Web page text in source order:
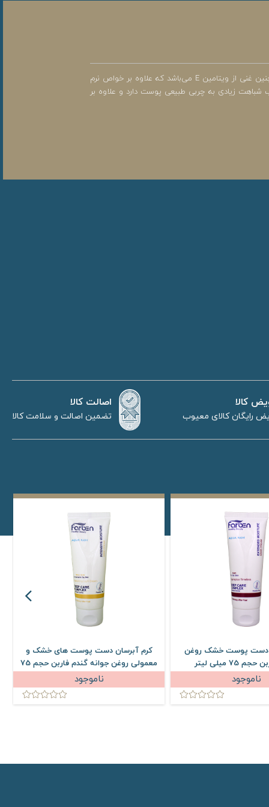
در ترکیبات این محصول از روغن گل آفتابگردان، روغن جوجوبا و هیالورونیک اسید نیز استفاده شده است. روغن گل آفتابگردان حاوی امگا 6 و امگا 3 است و همچنین غنی از ویتامین E می‌باشد که علاوه بر خواص نرم
زیادی به چربی طبیعی پوست دارد و علاوه بر
کالا
رایگان کالای معیوب
اصالت کالا
تضمین اصالت و سلامت کالا
دست پوست خشک روغن
75 میلی لیتر
ناموجود
کرم آبرسان دست پوست های خشک و
معمولی روغن جوانه گندم فاربن حجم 75
میلی لیتر
ناموجود